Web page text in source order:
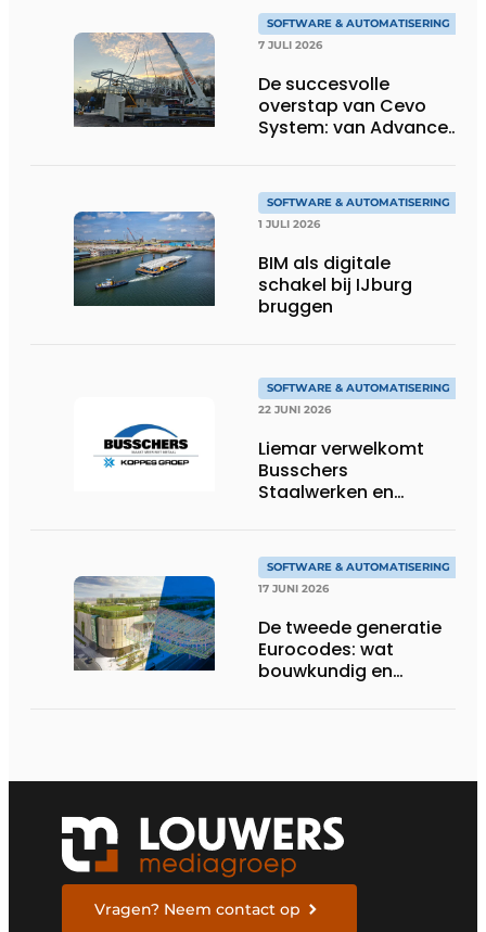
SOFTWARE & AUTOMATISERING
7 JULI 2026
De succesvolle
overstap van Cevo
System: van Advance
SOFTWARE & AUTOMATISERING
1 JULI 2026
BIM als digitale
schakel bij IJburg
bruggen
SOFTWARE & AUTOMATISERING
22 JUNI 2026
Liemar verwelkomt
Busschers
Staalwerken en
SOFTWARE & AUTOMATISERING
17 JUNI 2026
De tweede generatie
Eurocodes: wat
bouwkundig en
Vragen? Neem contact op